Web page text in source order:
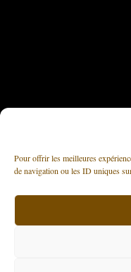
Pour offrir les meilleures
de navigation ou les ID uniques